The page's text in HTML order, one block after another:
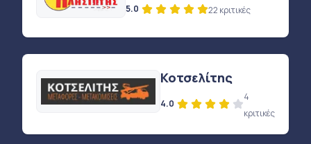
5.0 22 κριτικές
Κοτσελίτης
4.0
4
κριτικές